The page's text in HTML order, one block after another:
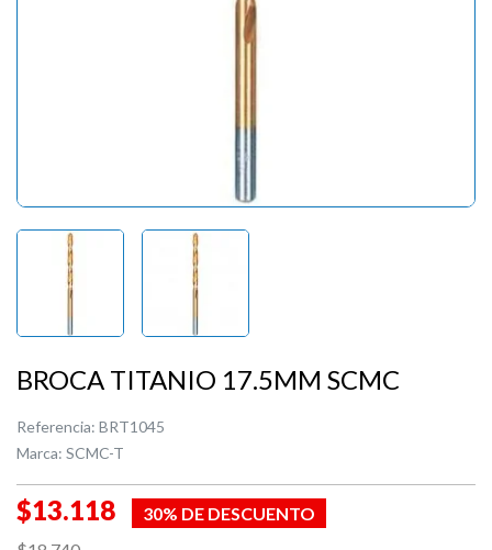
BROCA TITANIO 17.5MM SCMC
Referencia: BRT1045
Marca: SCMC-T
$13.118
30% DE DESCUENTO